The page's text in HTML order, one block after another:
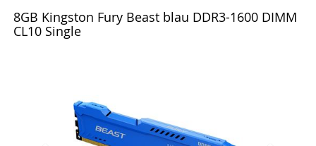
8GB Kingston Fury Beast blau DDR3-1600 DIMM
CL10 Single